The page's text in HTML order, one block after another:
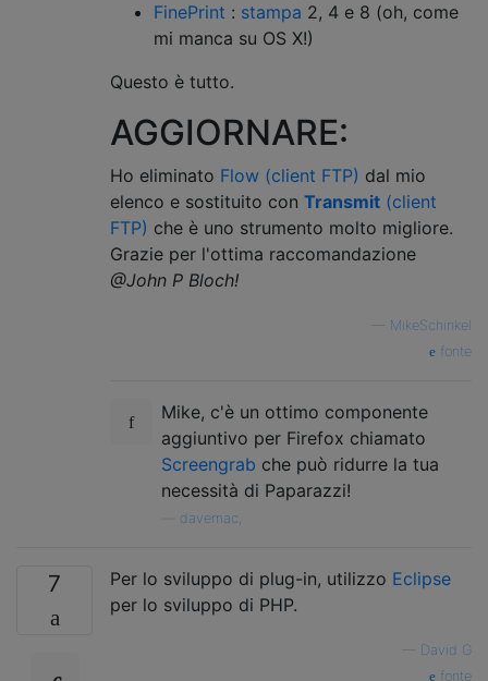
FinePrint : stampa 2, 4 e 8 (oh, come
mi manca su OS X!)
Questo è tutto.
AGGIORNARE:
Ho eliminato Flow (client FTP) dal mio
elenco e sostituito con Transmit (client
FTP) che è uno strumento molto migliore.
Grazie per l'ottima raccomandazione
@John P Bloch!
MikeSchinkel
fonte
Mike, c'è un ottimo componente
aggiuntivo per Firefox chiamato
Screengrab che può ridurre la tua
necessità di Paparazzi!
davemac,
7 Per lo sviluppo di plug-in, utilizzo Eclipse
per lo sviluppo di PHP.
David G
fonte